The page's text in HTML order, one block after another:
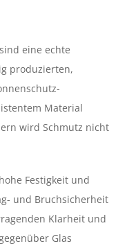
eine echte
produzierten,
Material
wird Schmutz nicht
Festigkeit und
und Bruchsicherheit
Klarheit und
Glas